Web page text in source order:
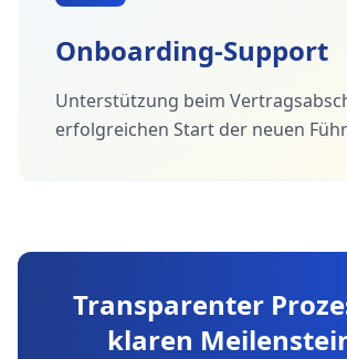
Onboarding-Support
Unterstützung beim
erfolgreichen Start der neuen
Transparenter
klaren